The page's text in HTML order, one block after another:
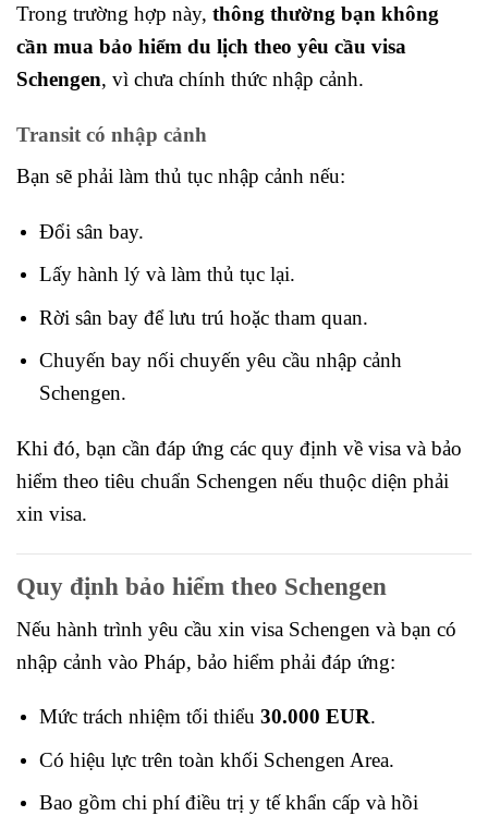
Trong trường hợp này, thông thường bạn không
cần mua bảo hiểm du lịch theo yêu cầu visa
Schengen, vì chưa chính thức nhập cảnh.
Transit có nhập cảnh
Bạn sẽ phải làm thủ tục nhập cảnh nếu:
Đổi sân bay.
Lấy hành lý và làm thủ tục lại.
Rời sân bay để lưu trú hoặc tham quan.
Chuyến bay nối chuyến yêu cầu nhập cảnh
Schengen.
Khi đó, bạn cần đáp ứng các quy định về visa và bảo
hiểm theo tiêu chuẩn Schengen nếu thuộc diện phải
xin visa.
Quy định bảo hiểm theo Schengen
Nếu hành trình yêu cầu xin visa Schengen và bạn có
nhập cảnh vào Pháp, bảo hiểm phải đáp ứng:
Mức trách nhiệm tối thiểu 30.000 EUR.
Có hiệu lực trên toàn khối Schengen Area.
Bao gồm chi phí điều trị y tế khẩn cấp và hồi